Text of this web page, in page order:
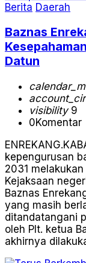
Berita Daerah
Baznas
Datun
visibility9
0Komentar
kepengurusan
2031
Kejaksaan
Baznas
yang masih
ditandatangani
oleh Plt. ketua
akhirnya